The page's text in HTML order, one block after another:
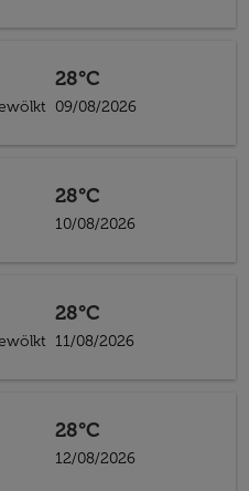
28°C
09/08/2026
28°C
10/08/2026
28°C
11/08/2026
28°C
12/08/2026